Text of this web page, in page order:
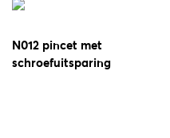
N012 pincet met
schroefuitsparing